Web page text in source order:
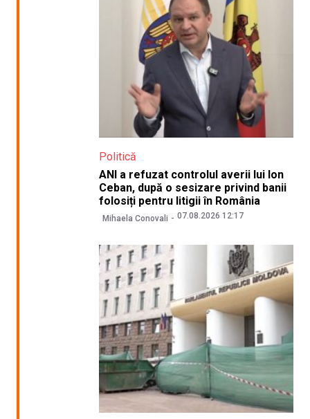
Politică
ANI a refuzat controlul averii lui Ion
Ceban, după o sesizare privind banii
folosiți pentru litigii în România
Mihaela Conovali 07.08.2026 12:17